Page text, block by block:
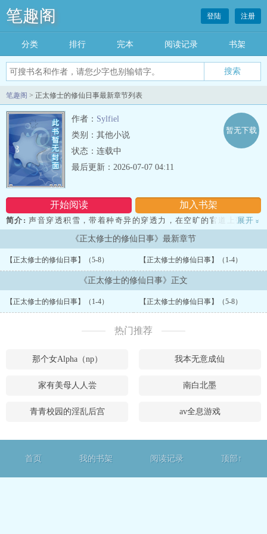
笔趣阁 登陆 注册
分类 排行 完本 阅读记录 书架
笔趣阁 > 正太修士的修仙日事最新章节列表
作者： Sylfiel
类别：其他小说
状态：连载中
开始阅读 加入书架
暂无下载
最后更新：2026-07-07 04:11
简介: 声音穿透积雪，带着种奇异的穿透力，在空旷的官道上荡开。
一个身影踏着雪，慢慢走近。是个老道。灰布道袍上落满了雪，手里
拄着根枣木拐杖，杖头挂着个小小的铜铃——铃声正是从这里来
的。...
展开 »
《正太修士的修仙日事》最新章节
【正太修士的修仙日事】（5-8） 【正太修士的修仙日事】（1-4）
《正太修士的修仙日事》正文
【正太修士的修仙日事】（1-4） 【正太修士的修仙日事】（5-8）
热门推荐
那个女Alpha（np） 我本无意成仙
家有美母人人尝 南白北墨
青青校园的淫乱后宫 av全息游戏
首页 我的书架 阅读记录 顶部↑